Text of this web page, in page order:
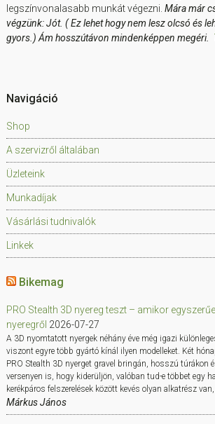
legszínvonalasabb munkát végezni. Mára már
végzünk: Jót. ( Ez lehet hogy nem lesz olcsó és
gyors.) Ám hosszútávon mindenképpen megéri.
Navigáció
Shop
A szervizről általában
Üzleteink
Munkadíjak
Vásárlási tudnivalók
Linkek
Bikemag
PRO Stealth 3D nyereg teszt – amikor
nyeregről 2026-07-27
A 3D nyomtatott nyergek néhány éve még igazi
viszont egyre több gyártó kínál ilyen modelleket. Két
PRO Stealth 3D nyerget gravel bringán, hosszú túrákon
versenyen is, hogy kiderüljön, valóban tud-e többet egy
kerékpáros felszerelések között kevés olyan alkatrész van,
Márkus János